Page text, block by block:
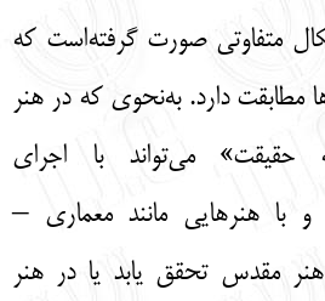
متفاوتی صورت گرفته‌است که
مطابقت دارد. به‌نحوی که در هنر
حقیقت» می‌تواند با اجرای
و با هنرهایی مانند معماری –
مقدس تحقق یابد یا در هنر